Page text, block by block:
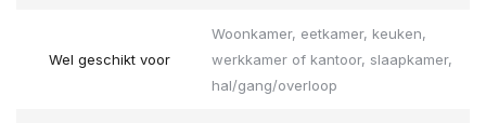
Wel geschikt voor
Woonkamer, eetkamer, keuken,
werkkamer of kantoor, slaapkamer,
hal/gang/overloop